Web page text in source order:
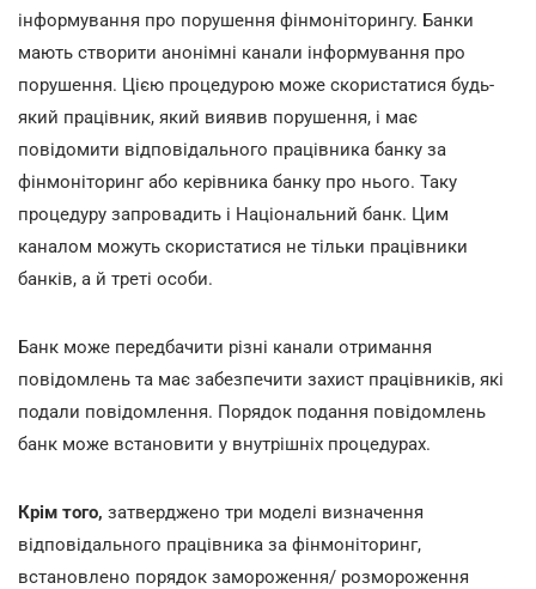
інформування про порушення фінмоніторингу. Банки
мають створити анонімні канали інформування про
порушення. Цією процедурою може скористатися будь-
який працівник, який виявив порушення, і має
повідомити відповідального працівника банку за
фінмоніторинг або керівника банку про нього. Таку
процедуру запровадить і Національний банк. Цим
каналом можуть скористатися не тільки працівники
банків, а й треті особи.
Банк може передбачити різні канали отримання
повідомлень та має забезпечити захист працівників, які
подали повідомлення. Порядок подання повідомлень
банк може встановити у внутрішніх процедурах.
Крім того, затверджено три моделі визначення
відповідального працівника за фінмоніторинг,
встановлено порядок замороження/ розмороження